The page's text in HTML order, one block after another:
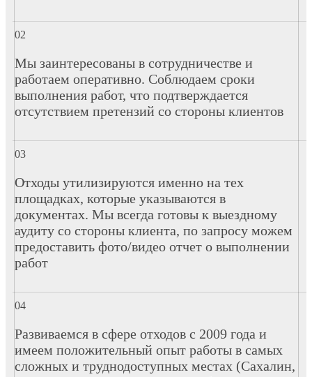
Мы заинтересованы в сотрудничестве и
работаем оперативно. Соблюдаем сроки
выполнения работ, что подтверждается
отсутствием претензий со стороны клиентов
Отходы утилизируются именно на тех
площадках, которые указываются в
документах. Мы всегда готовы к выездному
аудиту со стороны клиента, по запросу можем
предоставить фото/видео отчет о выполнении
работ
Развиваемся в сфере отходов с 2009 года и
имеем положительный опыт работы в самых
сложных и труднодоступных местах (Сахалин,